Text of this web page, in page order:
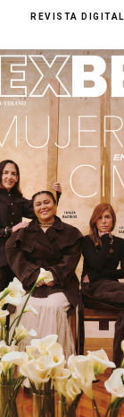
REVISTA DIGITAL